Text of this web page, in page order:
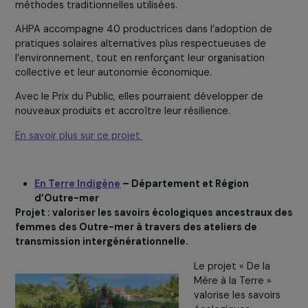
productrices de sel
voient leur activité
menacée par
l’interdiction de
couper la
par les impacts
méthodes traditionnelles utilisées.
pratiques solaires alternatives plus respectueuses de
l’environnement, tout en renforçant leur organisation
collective et leur autonomie économique.
Avec le Prix du Public, elles pourraient développer de
nouveaux produits et accroître leur résilience.
En savoir plus sur ce projet